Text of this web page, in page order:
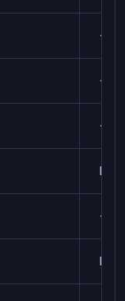
✓
✓
✓
N/A
✓
N/A